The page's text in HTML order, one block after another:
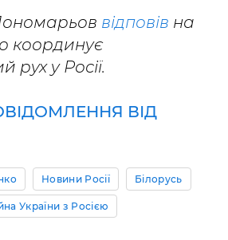
відповів на
координує
рух у Росії.
ВІД
Новини Росії Білорусь
України з Росією